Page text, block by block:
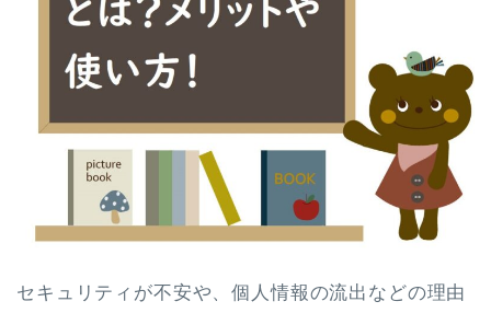
セキュリティが不安や、個人情報の流出などの理由